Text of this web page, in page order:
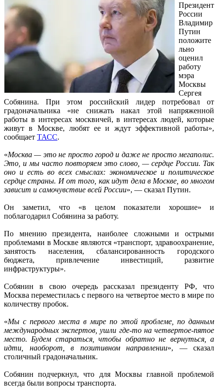
Президент
России
Владимир
Путин
положите
льно
оценил
работу
мэра
Москвы
Сергея
Собянина. При этом российский лидер потребовал от
градоначальника «не снижать накал этой напряженной
работы в интересах москвичей, в интересах людей, которые
живут в Москве, любят ее и ждут эффективной работы»,
сообщает ТАСС.
«Москва — это не просто город и даже не просто мегаполис.
Это, и мы часто повторяем это слово, — сердце России. Так
оно и есть во всех смыслах: экономическое и политическое
сердце страны. И от того, как идут дела в Москве, во многом
зависит и самочувствие всей России», — сказал Путин.
Он заметил, что «в целом показатели хорошие» и
поблагодарил Собянина за работу.
По мнению президента, наиболее сложными и острыми
проблемами в Москве являются «транспорт, здравоохранение,
занятость населения, сбалансированность городского
бюджета, привлечение инвестиций, развитие
инфраструктуры».
Собянин в свою очередь рассказал президенту РФ, что
Москва переместилась с первого на четвертое место в мире по
количеству пробок.
«Мы с первого места в мире по этой проблеме, по данным
международных экспертов, ушли где-то на четвертое-пятое
место. Будем стараться, чтобы обратно не вернуться, а
идти, наоборот, в позитивном направлении», — сказал
столичный градоначальник.
Собянин подчеркнул, что для Москвы главной проблемой
всегда были вопросы транспорта.